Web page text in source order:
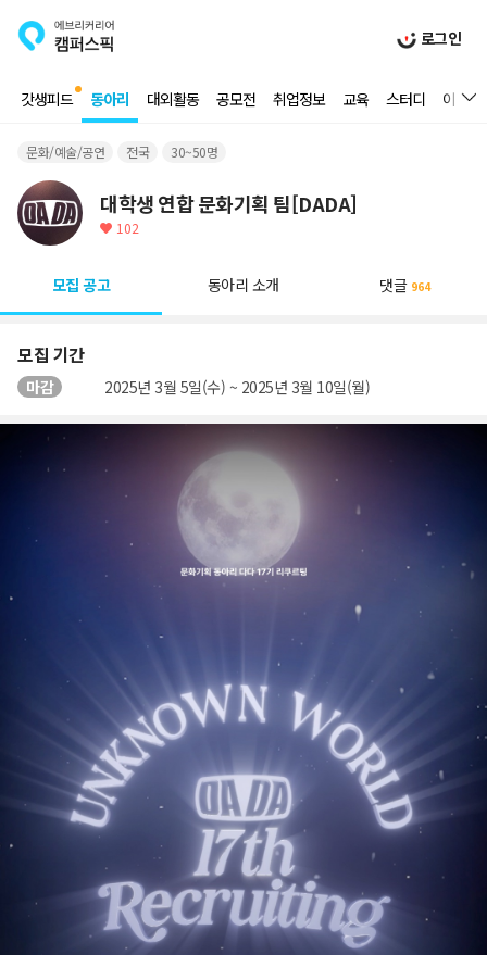
로그인
갓생피드 동아리 대외활동 공모전 취업정보 교육 스터디 이벤트
문화/예술/공연 전국 30~50명
대학생 연합 문화기획 팀[DADA]
102
모집 공고 동아리 소개 댓글 964
모집 기간
마감 2025년 3월 5일(수) ~ 2025년 3월 10일(월)